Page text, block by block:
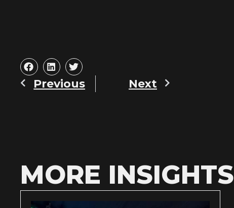
Previous Next
MORE INSIGHTS